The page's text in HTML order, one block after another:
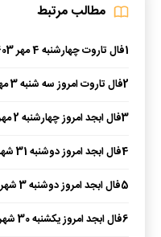
مطالب مرتبط
1فال تاروت چهارشنبه 4 مهر 1403 همراه تفسیر کارت
2فال تاروت امروز سه شنبه 3 مهر 1403 + تفسیر دقیق
3فال ابجد امروز چهارشنبه 2 مهر 1404
4فال ابجد امروز دوشنبه 31 شهریور 1404
5فال ابجد امروز دوشنبه 3 شهریور 1404
6فال ابجد امروز یکشنبه 30 شهریور 1404